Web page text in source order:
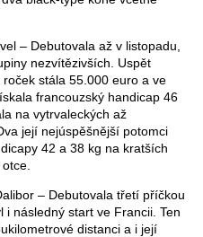
– Debutovala až v listopadu,
nezvítězivších. Uspět
stála 55.000 euro a ve
francouzský handicap 46
na vytrvaleckých až
její nejúspěšnější potomci
42 a 38 kg na kratších
– Debutovala třetí příčkou
následný start ve Francii. Ten
distanci a i její